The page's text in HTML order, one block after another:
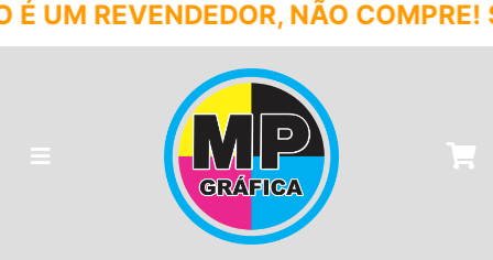
NÃO COMPRE! SÓ